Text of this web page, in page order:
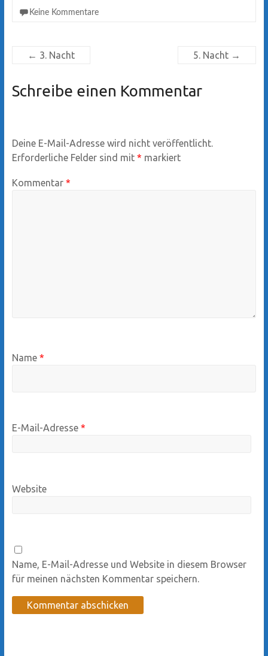
Keine Kommentare
← 3. Nacht 5. Nacht →
Schreibe einen Kommentar
Deine E-Mail-Adresse wird nicht veröffentlicht.
Erforderliche Felder sind mit * markiert
Kommentar *
Name *
E-Mail-Adresse *
Website
Name, E-Mail-Adresse und Website in diesem Browser
für meinen nächsten Kommentar speichern.